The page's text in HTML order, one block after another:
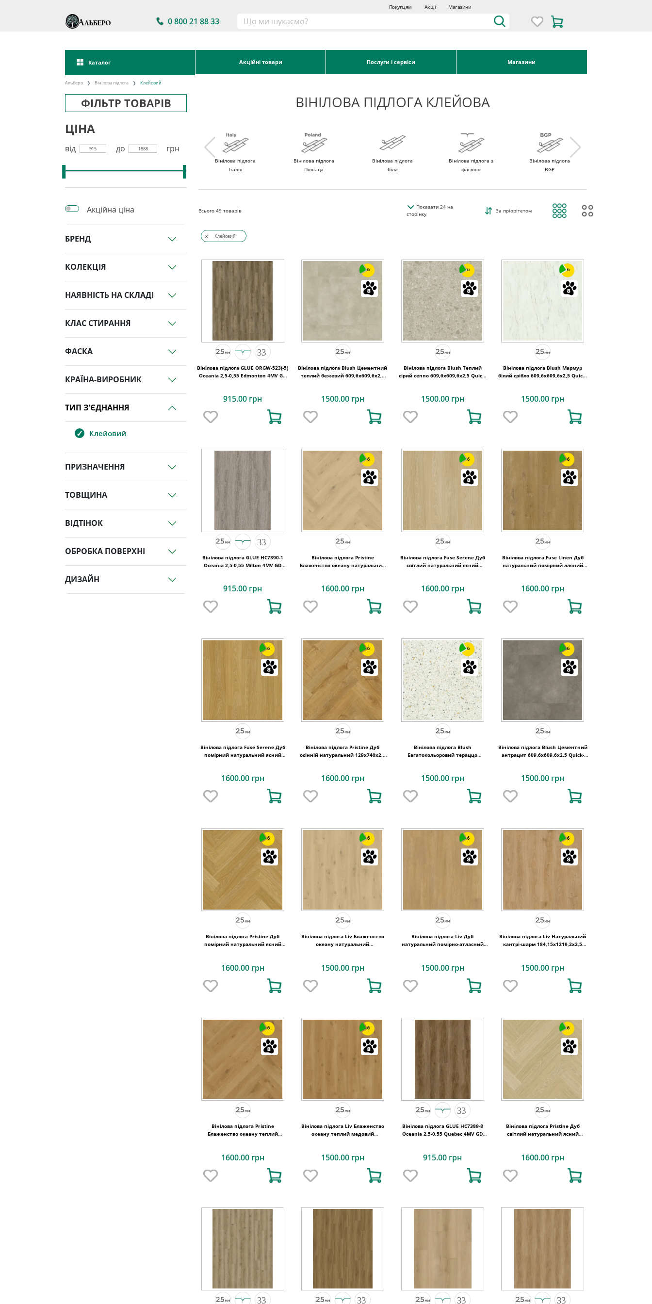
Покупцям Акції Магазини
0 800 21 88 33
Каталог Акційні товари Послуги і сервіси Магазини
Альберо Вінілова підлога Клейовий
ФІЛЬТР ТОВАРІВ ВІНІЛОВА ПІДЛОГА КЛЕЙОВА
ЦІНА
від 915 до 1888 грн
Акційна ціна
БРЕНД
КОЛЕКЦІЯ
НАЯВНІСТЬ НА СКЛАДІ
КЛАС СТИРАННЯ
ФАСКА
КРАЇНА-ВИРОБНИК
ТИП З'ЄДНАННЯ
Клейовий
ПРИЗНАЧЕННЯ
ТОВЩИНА
ВІДТІНОК
ОБРОБКА ПОВЕРХНІ
ДИЗАЙН
підлогу
Вінілова підлога
Італія
Вінілова підлога
Польща
Вінілова підлога
біла
Вінілова підлога з
фаскою
Вінілова підлога
BGP
Всього49 товарів
Показати24на
сторінку
За пріорітетом
x Клейовий
Вінілова підлога GLUE ORGW-523(-5)
Oceania 2,5-0,55 Edmonton 4MV GD
915.00 грн
6
Вінілова підлога Blush Цементний
теплий бежевий 609,6x609,6x2,5
1500.00 грн
6
Вінілова підлога Blush Теплий
сірий сеппо 609,6x609,6x2,5 Quick-
1500.00 грн
6
Вінілова підлога Blush Мармур
білий срібло 609,6x609,6x2,5 Quick-
1500.00 грн
Вінілова підлога GLUE HC7390-1
Oceania 2,5-0,55 Milton 4MV GD
915.00 грн
6
Вінілова підлога Pristine
Блаженство океану натуральний
1600.00 грн
6
Вінілова підлога Fuse Serene Дуб
світлий натуральний ясний
1600.00 грн
6
Вінілова підлога Fuse Linen Дуб
натуральний помірний лляний
1600.00 грн
6
Вінілова підлога Fuse Serene Дуб
помірний натуральний ясний
1600.00 грн
6
Вінілова підлога Pristine Дуб
осінній натуральний 129x740x2,5
1600.00 грн
6
Вінілова підлога Blush
Багатокольоровий тераццо
1500.00 грн
6
Вінілова підлога Blush Цементний
антрацит 609,6x609,6x2,5 Quick-
1500.00 грн
6
Вінілова підлога Pristine Дуб
помірний натуральний ясний
1600.00 грн
6
Вінілова підлога Liv Блаженство
океану натуральний
1500.00 грн
6
Вінілова підлога Liv Дуб
натуральний помірно-атласний
1500.00 грн
6
Вінілова підлога Liv Натуральний
кантрі-шарм 184,15x1219,2x2,5
1500.00 грн
6
Вінілова підлога Pristine
Блаженство океану теплий
1600.00 грн
6
Вінілова підлога Liv Блаженство
океану теплий медовий
1500.00 грн
Вінілова підлога GLUE HC7389-8
Oceania 2,5-0,55 Quebec 4MV GD
915.00 грн
6
Вінілова підлога Pristine Дуб
світлий натуральний ясний
1600.00 грн